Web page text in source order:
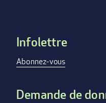
Footer
menu
Infolettre
Abonnez-vous
Demande de